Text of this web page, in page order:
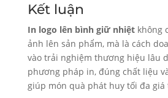
Kết luận
In logo lên bình giữ nhiệtkhông
ảnh lên sản phẩm, mà là cách
vào trải nghiệm thương hiệu lâu
phương pháp in, đúng chất liệu
giúp món quà phát huy tối đa giá